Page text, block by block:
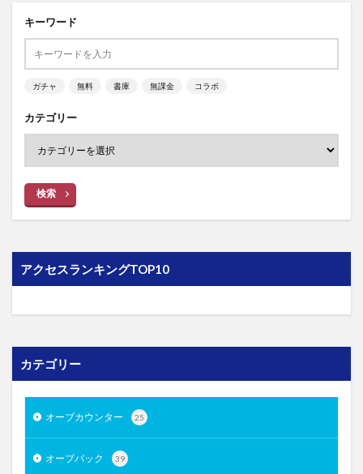
キーワード
ガチャ 無料 書庫 無課金 コラボ
カテゴリー
検索
アクセスランキングTOP10
カテゴリー
オーブカウンター 25
オーブバック 39